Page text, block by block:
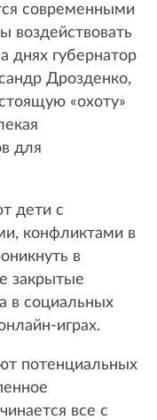
современными
воздействовать
днях губернатор
Дрозденко,
«охоту»
для
дети с
конфликтами в
в
закрытые
в социальных
играх.
потенциальных
все с